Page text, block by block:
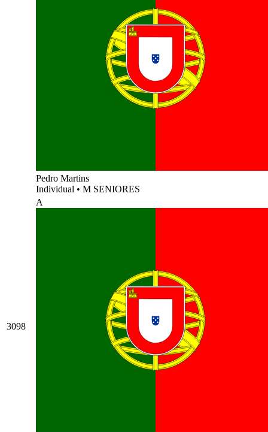
Pedro Martins
Individual • M SENIORES
3098
A